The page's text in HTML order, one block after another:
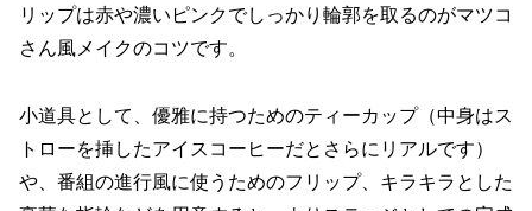
リップは赤や濃いピンクでしっかり輪郭を取るのがマツコ
さん風メイクのコツです。
小道具として、優雅に持つためのティーカップ（中身はス
トローを挿したアイスコーヒーだとさらにリアルです）
や、番組の進行風に使うためのフリップ、キラキラとした